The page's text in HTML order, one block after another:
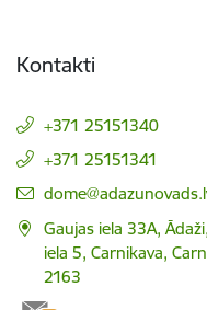
Kontakti
+371 25151340
+371 25151341
E-pasts:
Gaujas iela 33A,
iela 5, Carnikava,
2163